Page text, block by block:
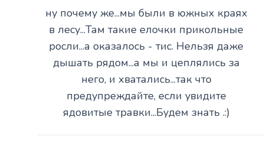
ну почему же...мы были в южных краях
в лесу...Там такие елочки прикольные
росли...а оказалось - тис. Нельзя даже
дышать рядом...а мы и цеплялись за
него, и хватались...так что
предупреждайте, если увидите
ядовитые травки...Будем знать .:)